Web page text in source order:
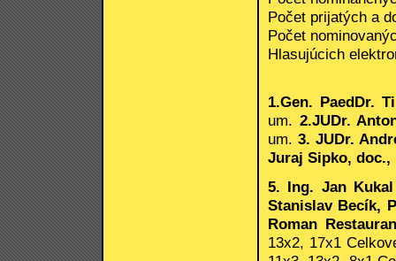
Počet prijatých a
Počet
Hlasujúcich
1.Gen. PaedDr.
um. 2.JUDr.
um. 3. JUDr.
Juraj Sipko,
5. Ing. Jan
Stanislav Becík,
Roman
13x2, 17x1